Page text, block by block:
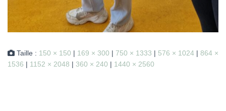
Taille : 150 × 150 | 169 × 300 | 750 × 1333 | 576 × 1024 | 864 ×
1536 | 1152 × 2048 | 360 × 240 | 1440 × 2560